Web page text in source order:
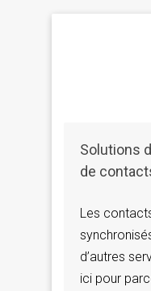
Solutions
de
Les
d’autres
ici pour